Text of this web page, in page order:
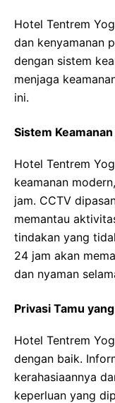
Hotel Tentrem
dan kenyamanan
dengan sistem
menjaga
ini.
Sistem
Hotel Tentrem
keamanan
jam. CCTV
memantau
tindakan yang
24 jam akan
dan nyaman
Privasi Tamu
Hotel Tentrem
dengan baik.
kerahasiaannya
keperluan yang